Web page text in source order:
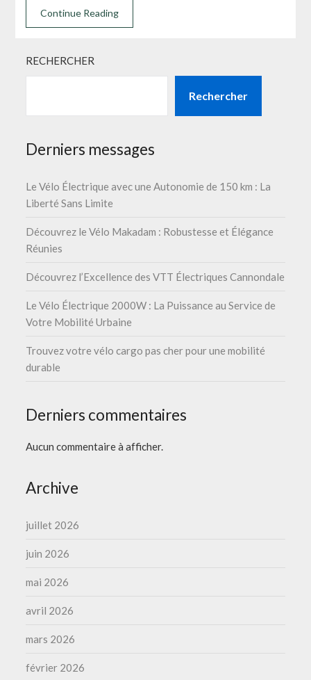
Continue Reading
RECHERCHER
Rechercher
Derniers messages
Le Vélo Électrique avec une Autonomie de 150 km : La
Liberté Sans Limite
Découvrez le Vélo Makadam : Robustesse et Élégance
Réunies
Découvrez l’Excellence des VTT Électriques Cannondale
Le Vélo Électrique 2000W : La Puissance au Service de
Votre Mobilité Urbaine
Trouvez votre vélo cargo pas cher pour une mobilité
durable
Derniers commentaires
Aucun commentaire à afficher.
Archive
juillet 2026
juin 2026
mai 2026
avril 2026
mars 2026
février 2026